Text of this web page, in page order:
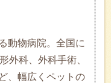
動物病院。全国に
外科、外科手術、
、幅広くペットの